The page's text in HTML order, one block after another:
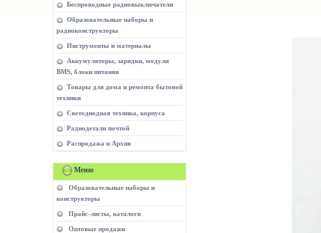
Беспроводные радиовыключатели
Образовательные наборы и
радиоконструкторы
Инструменты и материалы
Аккумуляторы, зарядки, модули
BMS, блоки питания
Товары для дома и ремонта бытовой
техники
Светодиодная техника, корпуса
Радиодетали почтой
Распродажа и Архив
Меню
Образовательные наборы и
конструкторы
Прайс-листы, каталоги
Оптовые продажи